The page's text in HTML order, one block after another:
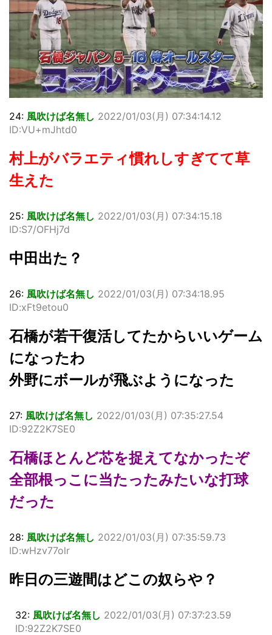
24: 風吹けば名無し 2022/01/03(月) 07:34:14.12
ID:VU+mJhtd0
村上がバラエティ慣れしすぎてて草
生えた
25: 風吹けば名無し 2022/01/03(月) 07:34:15.18
ID:S7/OFHj7d
中田出た？
26: 風吹けば名無し 2022/01/03(月) 07:34:18.95
ID:xFt9etou0
石橋が若干復活してたからいいゲーム
になったわ
外野にボールが飛ぶようになった
27: 風吹けば名無し 2022/01/03(月) 07:35:27.54
ID:92Z2K7SE0
石橋ほとんど芯を捉えてなかったぞ
全部根っこに当たったみたいな打球
だった
28: 風吹けば名無し 2022/01/03(月) 07:35:59.73
ID:wHzv77olr
昨日の三遊間はどこの奴らや？
32: 風吹けば名無し 2022/01/03(月) 07:37:23.59
ID:92Z2K7SE0